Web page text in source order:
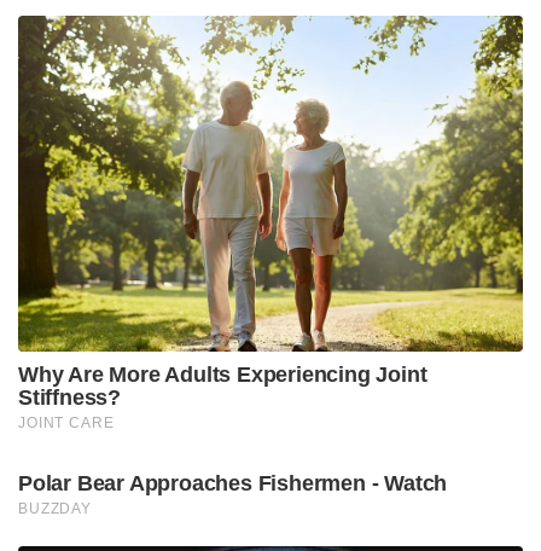
തന്നെ മാറ്റിമറിച്ചു. 2007-ൽ പുറത്തിറങ്ങിയ
‘വിൻഡോസ് വിസ്റ്റ’ കനത്ത പരാജയമായി
മാറിയെങ്കിലും, തൊട്ടുപിന്നാലെ വിൻഡോസ് 7,
വിൻഡോസ് 10, വിൻഡോസ് 11 എന്നിവയിലൂടെ
അവർ ശക്തമായി തിരിച്ചുവന്നു. ഇന്ന് സത്യ നാദെല്ല
എന്ന ഇന്ത്യൻ വംശജനായ സിഇഒയുടെ കീഴിൽ
മൈക്രോസോഫ്റ്റ് ലോകത്തിലെ ഏറ്റവും മൂല്യമുള്ള
ടെക് കമ്പനികളിലൊന്നായി മാറിയിരിക്കുന്നു.
വൺഡ്രൈവ് ക്ലൗഡ് സംഭരണവും, എക്സ്ബോക്സ്
ഗെയിമിംഗും കടന്ന് ഇന്ന് ‘കോപൈലറ്റ്’ (Copilot) എന്ന
ആർട്ടിഫിഷ്യൽ ഇന്റലിജൻസ് (AI) സാങ്കേതികവിദ്യ
വരെ വിൻഡോസിന്റെ ഭാഗമായിക്കഴിഞ്ഞു.
ഒരു ചെറിയ സോഫ്റ്റ്‌വെയർ കമ്പനിയുടെ വലിയ
എന്നത്. ഇന്ന് ലോകത്തിലെ ഭൂരിഭാഗം ഓഫീസുകളും,
സ്കൂളുകളും, വീടുകളും വിൻഡോസ് ഇല്ലാതെ